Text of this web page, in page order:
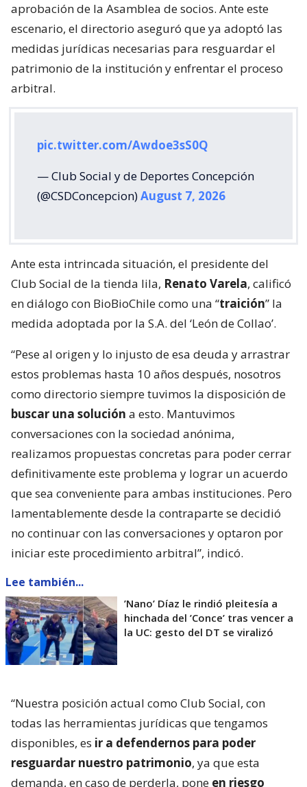
aprobación de la Asamblea de socios. Ante este
escenario, el directorio aseguró que ya adoptó las
medidas jurídicas necesarias para resguardar el
patrimonio de la institución y enfrentar el proceso
arbitral.
pic.twitter.com/Awdoe3sS0Q
— Club Social y de Deportes Concepción
(@CSDConcepcion)August 7, 2026
Ante esta intrincada situación, el presidente del
Club Social de la tienda lila, Renato Varela, calificó
en diálogo con BioBioChile como una “traición” la
medida adoptada por la S.A. del ‘León de Collao’.
“Pese al origen y lo injusto de esa deuda y arrastrar
estos problemas hasta 10 años después, nosotros
como directorio siempre tuvimos la disposición de
buscar una solución a esto. Mantuvimos
conversaciones con la sociedad anónima,
realizamos propuestas concretas para poder cerrar
definitivamente este problema y lograr un acuerdo
que sea conveniente para ambas instituciones. Pero
lamentablemente desde la contraparte se decidió
no continuar con las conversaciones y optaron por
iniciar este procedimiento arbitral”, indicó.
Lee también...
’Nano’ Díaz le rindió pleitesía a
hinchada del ’Conce’ tras vencer a
la UC: gesto del DT se viralizó
“Nuestra posición actual como Club Social, con
todas las herramientas jurídicas que tengamos
disponibles, es ir a defendernos para poder
resguardar nuestro patrimonio, ya que esta
demanda, en caso de perderla, pone en riesgo